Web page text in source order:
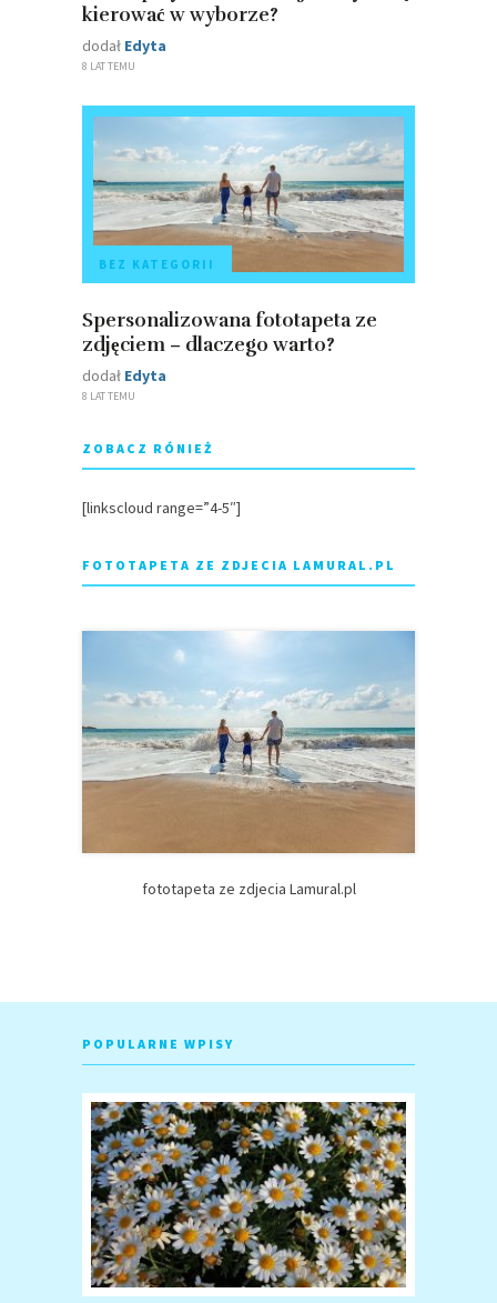
kierować w wyborze?
dodał Edyta
8 LAT TEMU
BEZ KATEGORII
Spersonalizowana fototapeta ze
zdjęciem – dlaczego warto?
dodał Edyta
8 LAT TEMU
ZOBACZ RÓNIEŻ
[linkscloud range=”4-5″]
FOTOTAPETA ZE ZDJECIA LAMURAL.PL
fototapeta ze zdjecia Lamural.pl
POPULARNE WPISY